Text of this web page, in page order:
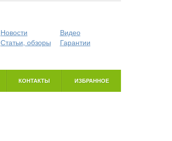
Новости
Видео
Статьи, обзоры Гарантии
КОНТАКТЫ ИЗБРАННОЕ